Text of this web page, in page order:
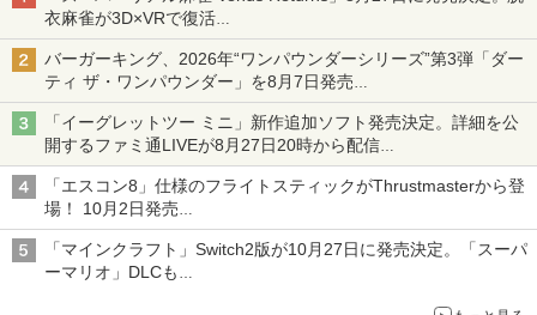
衣麻雀が3D×VRで復活
発売から2週間は20%オフになるセールが実施
バーガーキング、2026年“ワンパウンダーシリーズ”第3弾「ダー
ティ ザ・ワンパウンダー」を8月7日発売
「特製ガーリックマヨソース」を使用した超大型チーズバーガー
「イーグレットツー ミニ」新作追加ソフト発売決定。詳細を公
開するファミ通LIVEが8月27日20時から配信
シリーズ累計100タイトルへ
「エスコン8」仕様のフライトスティックがThrustmasterから登
場！ 10月2日発売
ジョイスティックに振動機能を搭載。予約受付も開始
「マインクラフト」Switch2版が10月27日に発売決定。「スーパ
ーマリオ」DLCも